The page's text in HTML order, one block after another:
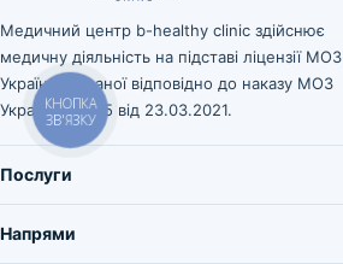
Медичний центр b-healthy clinic здійснює
медичну діяльність на підставі ліцензії МОЗ
України, виданої відповідно до наказу МОЗ
України № 545 від 23.03.2021.
Послуги
Напрями
КНОПКА
ЗВ'ЯЗКУ